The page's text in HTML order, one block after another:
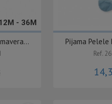
- 36M
Pijama Pelele
Ref.